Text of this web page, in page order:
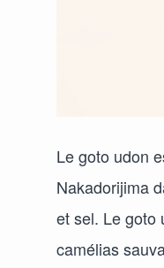
Le goto udon
Nakadorijima
et sel. Le goto
camélias